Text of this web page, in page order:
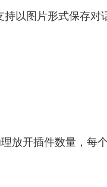
持以图片形式保存对
理放开插件数量，每